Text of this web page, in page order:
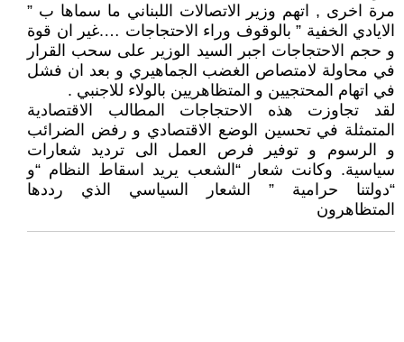
مرة اخرى , اتهم وزير الاتصالات اللبناني ما سماها ب ”
الايادي الخفية ” بالوقوف وراء الاحتجاجات ….غير ان قوة
و حجم الاحتجاجات اجبر السيد الوزير على سحب القرار
في محاولة لامتصاص الغضب الجماهيري و بعد ان فشل
في اتهام المحتجيين و المتظاهريين بالولاء للاجنبي .
لقد تجاوزت هذه الاحتجاجات المطالب الاقتصادية
المتمثلة في تحسين الوضع الاقتصادي و رفض الضرائب
و الرسوم و توفير فرص العمل الى ترديد شعارات
سياسية. وكانت شعار “الشعب يريد اسقاط النظام “و
“دولتنا حرامية ” الشعار السياسي الذي رددها
المتظاهرون